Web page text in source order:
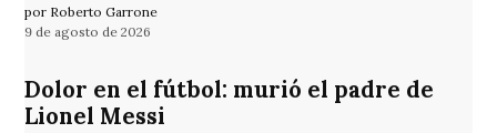
por Roberto Garrone
9 de agosto de 2026
Dolor en el fútbol: murió el padre de
Lionel Messi